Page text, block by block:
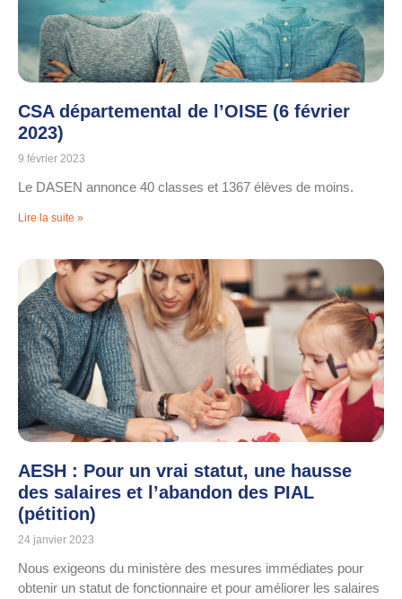
CSA départemental de l’OISE (6 février
2023)
9 février 2023
Le DASEN annonce 40 classes et 1367 élèves de moins.
Lire la suite »
AESH : Pour un vrai statut, une hausse
des salaires et l’abandon des PIAL
(pétition)
24 janvier 2023
Nous exigeons du ministère des mesures immédiates pour
obtenir un statut de fonctionnaire et pour améliorer les salaires